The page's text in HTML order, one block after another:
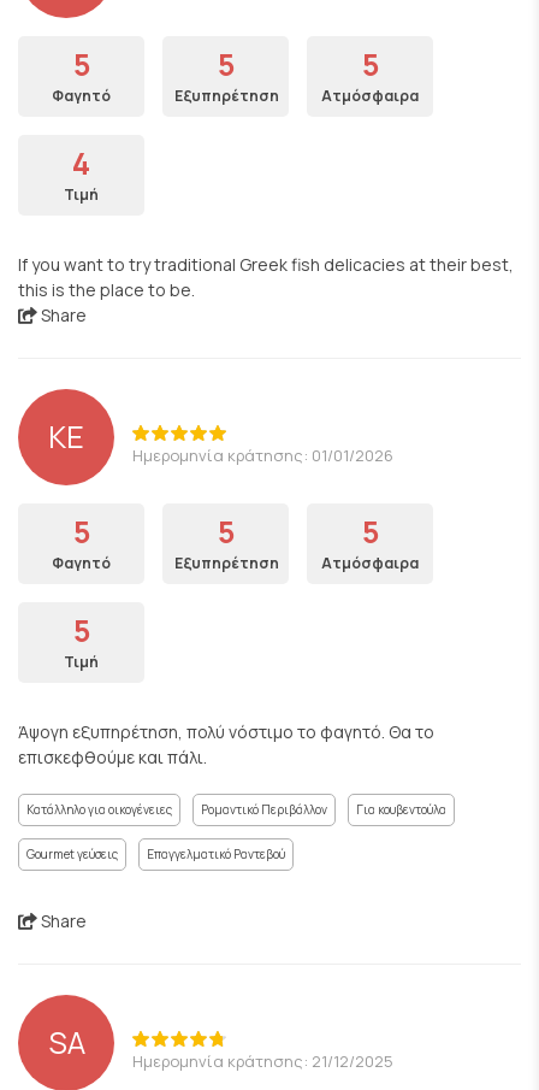
5
Φαγητό
5
Εξυπηρέτηση
5
Ατμόσφαιρα
4
Τιμή
If you want to try traditional Greek fish delicacies at their best,
this is the place to be.
Share
KE Ημερομηνία κράτησης: 01/01/2026
5
Φαγητό
5
Εξυπηρέτηση
5
Ατμόσφαιρα
5
Τιμή
Άψογη εξυπηρέτηση, πολύ νόστιμο το φαγητό. Θα το
επισκεφθούμε και πάλι.
Κατάλληλο για οικογένειες Ρομαντικό Περιβάλλον Για κουβεντούλα
Gourmet γεύσεις Επαγγελματικό Ραντεβού
Share
SA Ημερομηνία κράτησης: 21/12/2025